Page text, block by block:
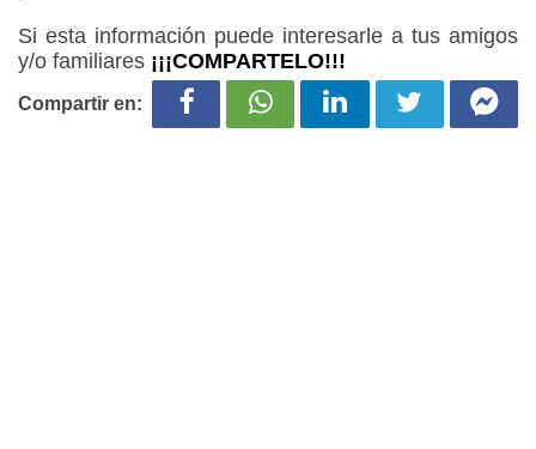
Si esta información puede interesarle a tus amigos
y/o familiares ¡¡¡COMPARTELO!!!
Compartir en: